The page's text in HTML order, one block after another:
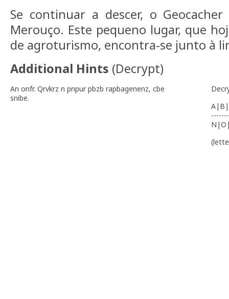
Se continuar a descer, o
Merouço. Este pequeno lugar, que
de agroturismo, encontra-se junto à
Additional Hints (Decrypt)
An onfr. Qrvkrz n pnpur pbzb rapbagenenz, cbe
snibe.